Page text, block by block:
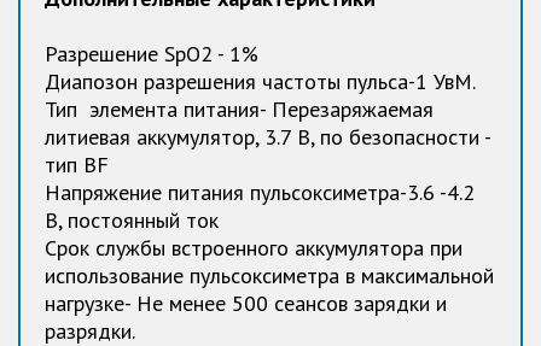
Разрешение SpO2 - 1%
Диапозон разрешения частоты пульса-1 УвМ.
Тип элемента питания- Перезаряжаемая
литиевая аккумулятор, 3.7 В, по безопасности -
тип BF
Напряжение питания пульсоксиметра-3.6 -4.2
В, постоянный ток
Срок службы встроенного аккумулятора при
использование пульсоксиметра в максимальной
нагрузке- Не менее 500 сеансов зарядки и
разрядки.